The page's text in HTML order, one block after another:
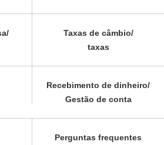
Taxas de câmbio/
taxas
Recebimento de dinheiro/
Gestão de conta
Perguntas frequentes